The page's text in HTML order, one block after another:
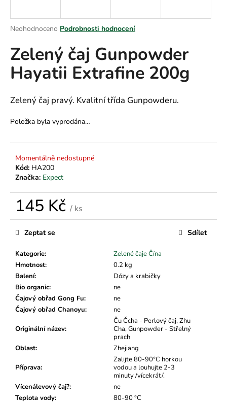
Průměrné
produktu
je
0,0
z
hvězdiček.
Neohodnoceno Podrobnosti hodnocení
Zelený čaj Gunpowder
Hayatii Extrafine 200g
Zelený čaj pravý. Kvalitní třída Gunpowderu.
Položka byla vyprodána…
Momentálně nedostupné
Kód: HA200
Značka: Expect
145 Kč / ks
Měrná
cena:
Kategorie:
Zelené čaje Čína
Hmotnost:
0.2 kg
Balení:
Dózy a krabičky
Bio organic:
ne
Čajový obřad Gong Fu:
ne
Čajový obřad Chanoyu: ne
Originální název:
Ču Čcha - Perlový čaj, Zhu
Cha, Gunpowder - Střelný
prach
Oblast: Zhejiang
Příprava:
Zalijte 80-90°C horkou
vodou a louhujte 2-3
minuty /vícekrát/.
Vícenálevový čaj?:
ne
Teplota vody:
80-90 °C
Zeptat se Sdílet
j
t
?
HLEDAT
D
o
p
o
u
m